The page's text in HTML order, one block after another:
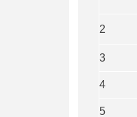
2
3
4
5